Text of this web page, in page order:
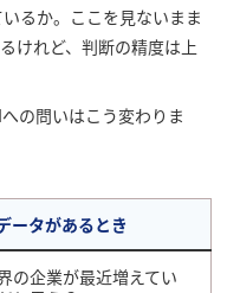
るか。ここを見ないまま
けれど、判断の精度は上
の問いはこう変わりま
ータがあるとき
の企業が最近増えてい